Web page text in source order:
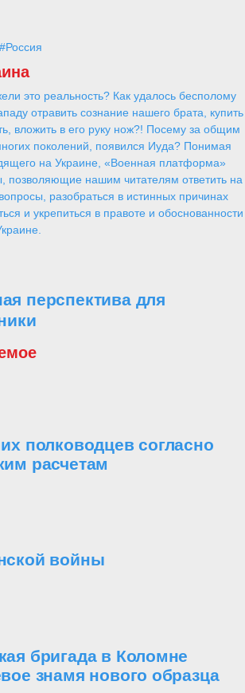
#Россия
это реальность? Как удалось бесполому
отравить сознание нашего брата, купить
вложить в его руку нож?! Посему за общим
поколений, появился Иуда? Понимая
на Украине, «Военная платформа»
позволяющие нашим читателям ответить на
разобраться в истинных причинах
и укрепиться в правоте и обоснованности
перспектива для
полководцев согласно
расчетам
войны
бригада в Коломне
знамя нового образца